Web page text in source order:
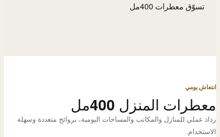
تسوّق معطرات 400مل
انتعاش يومي
معطرات المنزل 400مل
رذاذ عملي للمنازل والمكاتب والمساحات اليومية، بروائح متعددة وسهلة
الاستخدام.